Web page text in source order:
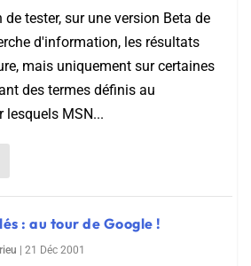
de tester, sur une version Beta de
d'information, les résultats
mais uniquement sur certaines
des termes définis au
lesquels MSN...
: au tour de Google !
21 Déc 2001